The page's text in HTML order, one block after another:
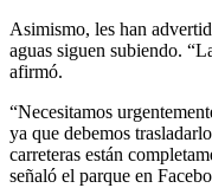
Asimismo, les han
aguas siguen subiendo.
afirmó.
“Necesitamos
ya que debemos
carreteras están
señaló el parque en